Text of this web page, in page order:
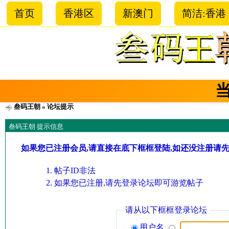
首页 香港区 新澳门 简洁:香港
叁码王朝 » 论坛提示
叁码王朝 提示信息
如果您已注册会员,请直接在底下框框登陆,如还没注册请
帖子ID非法
如果您已注册,请先登录论坛即可游览帖子
请从以下框框登录论坛
用户名